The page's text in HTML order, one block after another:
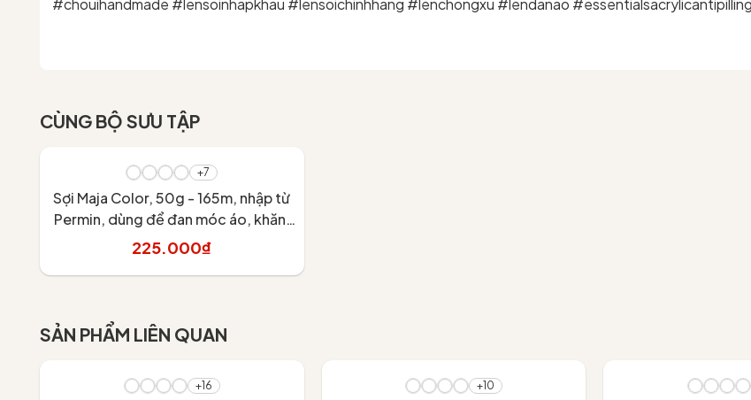
CÙNG BỘ SƯU TẬP
+7
Sợi Maja Color, 50g - 165m, nhập từ
Permin, dùng để đan móc áo, khăn,
váy
225.000₫
SẢN PHẨM LIÊN QUAN
+16
+10